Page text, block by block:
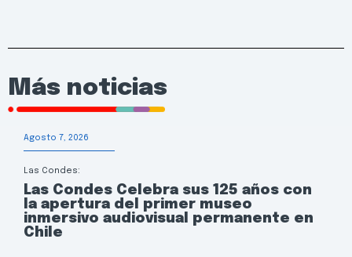
Más noticias
Agosto 7, 2026
Las Condes:
Las Condes Celebra sus 125 años con
la apertura del primer museo
inmersivo audiovisual permanente en
Chile